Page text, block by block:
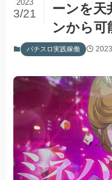
ーンを
ンから可
2023
3/21
パチスロ実践稼働